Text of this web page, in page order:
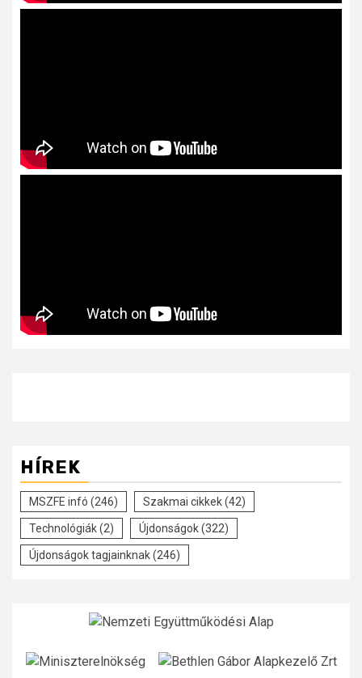
HÍREK
MSZFE infó (246) Szakmai cikkek(42)
Technológiák(2) Újdonságok(322)
Újdonságok tagjainknak(246)